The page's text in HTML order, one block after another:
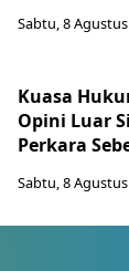
Sabtu, 8
Kuasa
Opini Luar
Perkara
Sabtu, 8